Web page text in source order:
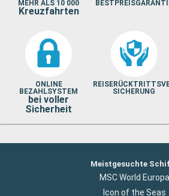
MEHR ALS 10 000
Kreuzfahrten
ONLINE
BEZAHLSYSTEM
bei voller
Sicherheit
SICHERUNG
Meistgesuchte
MSC World Europa
Icon of the Seas